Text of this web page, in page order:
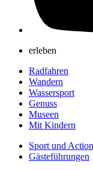
erleben
Radfahren
Wandern
Wassersport
Genuss
Museen
Mit Kindern
Sport und Action
Gästeführungen